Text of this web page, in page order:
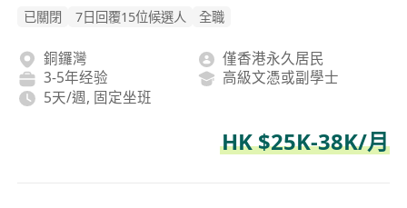
已關閉 7日回覆15位候選人 全職
銅鑼灣
僅香港永久居民
3-5年经验
高級文憑或副學士
5天/週, 固定坐班
HK $25K-38K/月